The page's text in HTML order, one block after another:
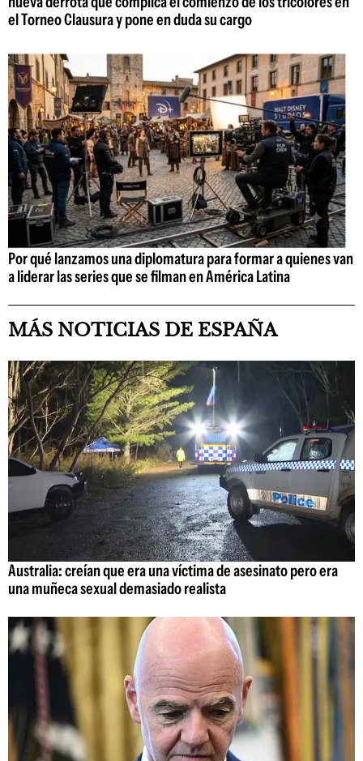
el Torneo Clausura y pone en duda su cargo
Por qué lanzamos una diplomatura para formar a quienes van
a liderar las series que se filman en América Latina
MÁS NOTICIAS DE ESPAÑA
Australia: creían que era una víctima de asesinato pero era
una muñeca sexual demasiado realista